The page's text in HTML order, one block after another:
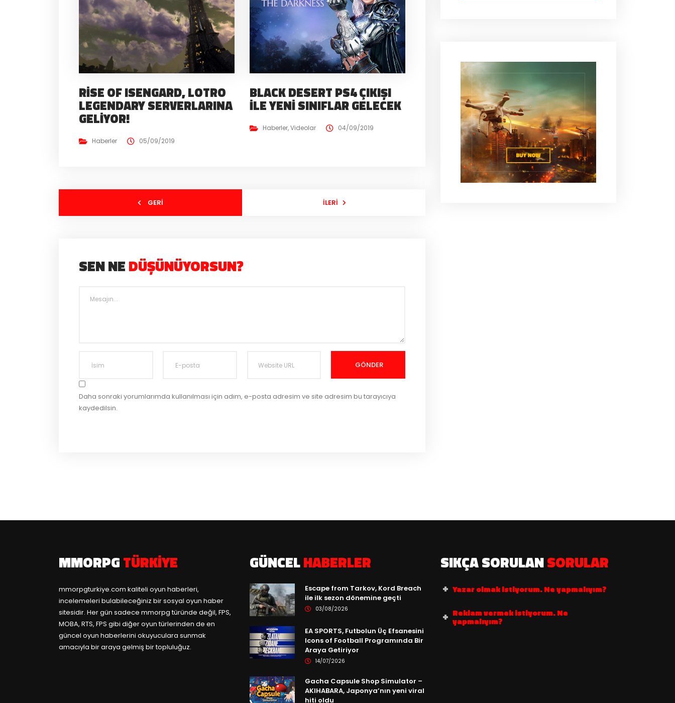
RISE OF ISENGARD, LOTRO
LEGENDARY SERVERLARINA
GELIYOR!
Haberler 05/09/2019
BLACK DESERT PS4 ÇIKIŞI
İLE YENI SINIFLAR GELECEK
Haberler,Videolar 04/09/2019
GERI İLERI
SEN NEDÜŞÜNÜYORSUN?
GÖNDER
Daha sonraki yorumlarımda kullanılması için adım, e-posta adresim ve site adresim bu tarayıcıya
kaydedilsin.
MMORPGTÜRKIYE
mmorpgturkiye.com kaliteli oyun haberleri,
incelemeleri bulabileceğiniz bir sosyal oyun haber
sitesidir. Her gün sadece mmorpg türünde değil, FPS,
MOBA, RTS, FPS gibi diğer oyun türlerinden de en
güncel oyun haberlerini okuyuculara sunmak
amacıyla bir araya gelmiş bir topluluğuz.
GÜNCELHABERLER
Escape from Tarkov, Kord Breach
ile ilk sezon dönemine geçti
03/08/2026
EA SPORTS, Futbolun Üç Efsanesini
Icons of Football Programında Bir
Araya Getiriyor
14/07/2026
Gacha Capsule Shop Simulator –
AKIHABARA, Japonya’nın yeni viral
hiti oldu
SIKÇA SORULANSORULAR
Yazar olmak istiyorum. Ne yapmalıyım?
Reklam vermek istiyorum. Ne
yapmalıyım?